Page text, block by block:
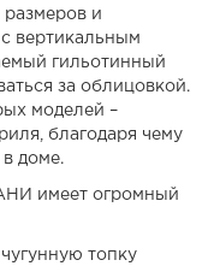
и
вертикальным
гильотинный
за облицовкой.
моделей –
благодаря чему
доме.
имеет огромный
топку